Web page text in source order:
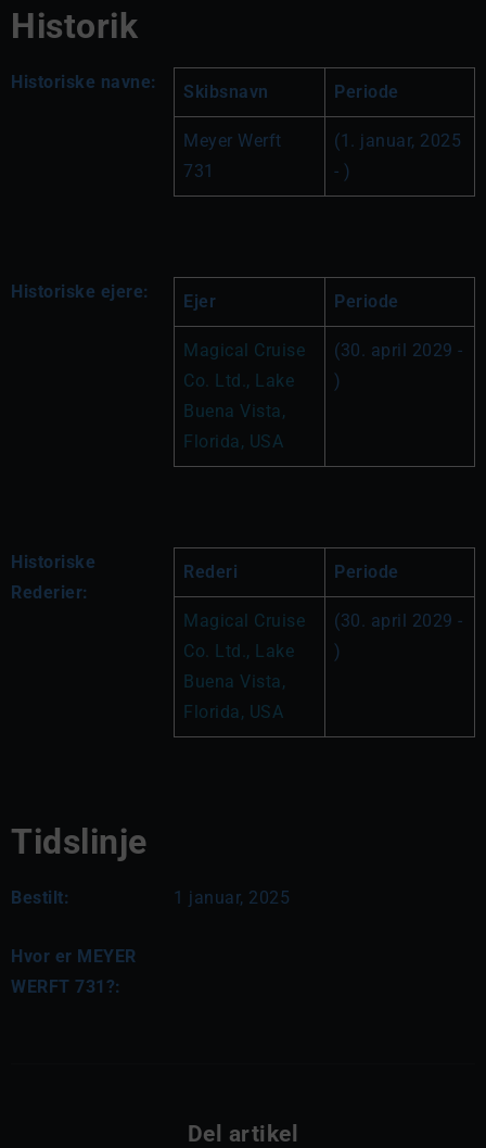
Historik
Historiske navne: Skibsnavn Periode
Meyer Werft
731
(1. januar, 2025
- )
Historiske ejere: Ejer Periode
Magical Cruise
Co. Ltd., Lake
Buena Vista,
Florida, USA
(30. april 2029 -
)
Historiske
Rederier:
Rederi Periode
Magical Cruise
Co. Ltd., Lake
Buena Vista,
Florida, USA
(30. april 2029 -
)
Tidslinje
Bestilt: 1 januar, 2025
Hvor er MEYER
WERFT 731?:
Del artikel